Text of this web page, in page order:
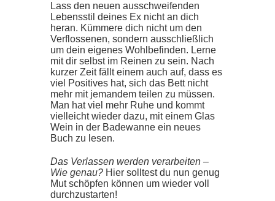
Lass den neuen ausschweifenden
Lebensstil deines Ex nicht an dich
heran. Kümmere dich nicht um den
Verflossenen, sondern ausschließlich
um dein eigenes Wohlbefinden. Lerne
mit dir selbst im Reinen zu sein. Nach
kurzer Zeit fällt einem auch auf, dass es
viel Positives hat, sich das Bett nicht
mehr mit jemandem teilen zu müssen.
Man hat viel mehr Ruhe und kommt
vielleicht wieder dazu, mit einem Glas
Wein in der Badewanne ein neues
Buch zu lesen.
Das Verlassen werden verarbeiten –
Wie genau?Hier solltest du nun genug
Mut schöpfen können um wieder voll
durchzustarten!